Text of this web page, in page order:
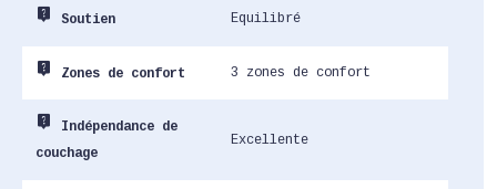
live_help Soutien Equilibré
live_help Zones de confort 3 zones de confort
live_help
Indépendance de
couchage
Excellente